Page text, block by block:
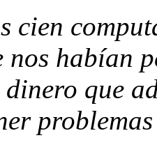
cien
nos habían
que